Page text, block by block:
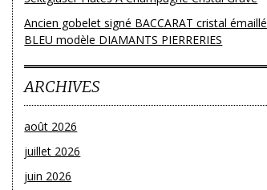
Ancien gobelet signé BACCARAT cristal émaillé
BLEU modèle DIAMANTS PIERRERIES
ARCHIVES
août 2026
juillet 2026
juin 2026